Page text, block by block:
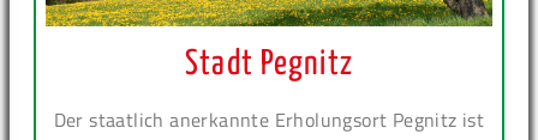
Stadt Pegnitz
Der staatlich anerkannte Erholungsort Pegnitz ist